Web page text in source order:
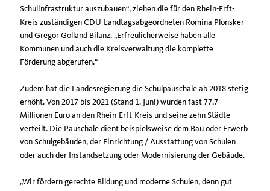
Schulinfrastruktur auszubauen“, ziehen die für den Rhein-Erft-
Kreis zuständigen CDU-Landtagsabgeordneten Romina Plonsker
und Gregor Golland Bilanz. „Erfreulicherweise haben alle
Kommunen und auch die Kreisverwaltung die komplette
Förderung abgerufen.“
Zudem hat die Landesregierung die Schulpauschale ab 2018 stetig
erhöht. Von 2017 bis 2021 (Stand 1. Juni) wurden fast 77,7
Millionen Euro an den Rhein-Erft-Kreis und seine zehn Städte
verteilt. Die Pauschale dient beispielsweise dem Bau oder Erwerb
von Schulgebäuden, der Einrichtung / Ausstattung von Schulen
oder auch der Instandsetzung oder Modernisierung der Gebäude.
Wir fördern gerechte Bildung und moderne Schulen, denn gut